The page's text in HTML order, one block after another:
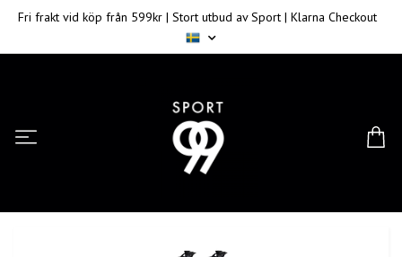
Fri frakt vid köp från 599kr | Stort utbud av Sport | Klarna Checkout